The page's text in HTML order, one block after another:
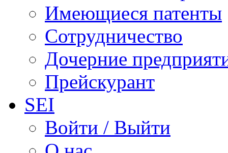
Имеющиеся патенты
Сотрудничество
Дочерние
Прейскурант
SEI
Войти / Выйти